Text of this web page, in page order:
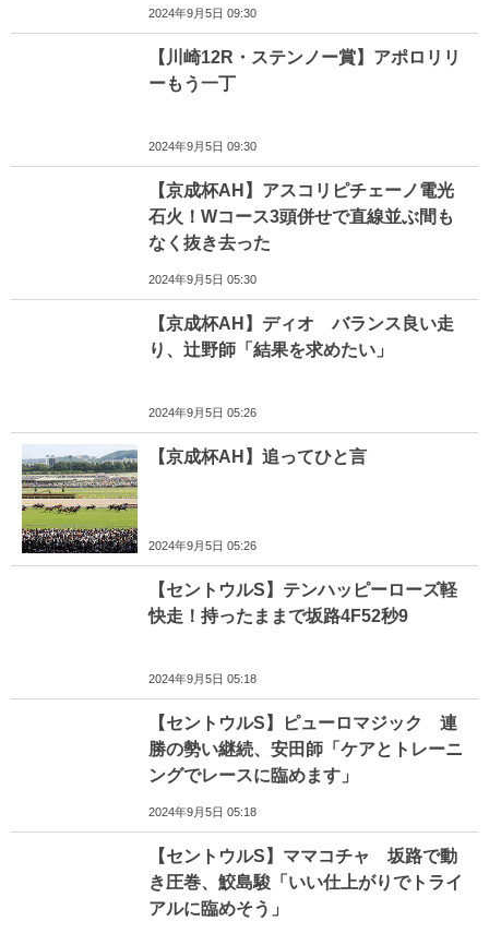
2024年9月5日 09:30
【川崎12R・ステンノー賞】アポロリリ
ーもう一丁
2024年9月5日 09:30
【京成杯AH】アスコリピチェーノ電光
石火！Wコース3頭併せで直線並ぶ間も
なく抜き去った
2024年9月5日 05:30
【京成杯AH】ディオ バランス良い走
り、辻野師「結果を求めたい」
2024年9月5日 05:26
【京成杯AH】追ってひと言
2024年9月5日 05:26
【セントウルS】テンハッピーローズ軽
快走！持ったままで坂路4F52秒9
2024年9月5日 05:18
【セントウルS】ピューロマジック 連
勝の勢い継続、安田師「ケアとトレーニ
ングでレースに臨めます」
2024年9月5日 05:18
【セントウルS】ママコチャ 坂路で動
き圧巻、鮫島駿「いい仕上がりでトライ
アルに臨めそう」